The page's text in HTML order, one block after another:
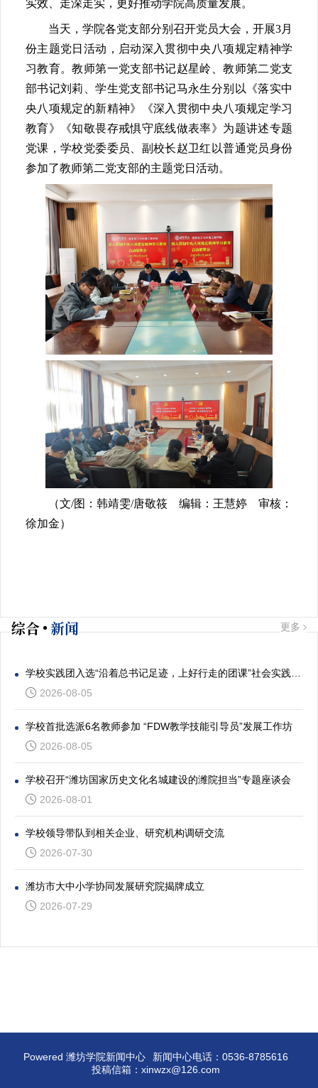
实效、走深走实，更好推动学院高质量发展。
当天，学院各党支部分别召开党员大会，开展3月
份主题党日活动，启动深入贯彻中央八项规定精神学
习教育。教师第一党支部书记赵星岭、教师第二党支
部书记刘莉、学生党支部书记马永生分别以《落实中
央八项规定的新精神》《深入贯彻中央八项规定学习
教育》《知敬畏存戒惧守底线做表率》为题讲述专题
党课，学校党委委员、副校长赵卫红以普通党员身份
参加了教师第二党支部的主题党日活动。
（文/图：韩靖雯/唐敬筱 编辑：王慧婷 审核：
徐加金）
综合 新闻 更多
2026-08-05
学校首批选派6名教师参加 “FDW教学技能引导员”发展工作坊
2026-08-05
学校召开“潍坊国家历史文化名城建设的潍院担当”专题座谈会
2026-08-01
学校领导带队到相关企业、研究机构调研交流
2026-07-30
潍坊市大中小学协同发展研究院揭牌成立
2026-07-29
Powered 潍坊学院新闻中心
新闻中心电话：0536-8785616
投稿信箱：xinwzx@126.com